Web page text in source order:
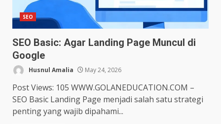
SEO
SEO Basic: Agar Landing Page Muncul di
Google
Husnul Amalia May 24, 2026
Post Views: 105 WWW.GOLANEDUCATION.COM –
SEO Basic Landing Page menjadi salah satu strategi
penting yang wajib dipahami...